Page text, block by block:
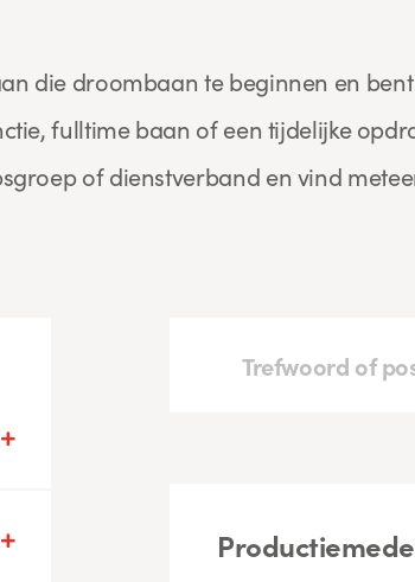
die droombaan te beginnen en
fulltime baan of een tijdelijke
of dienstverband en vind